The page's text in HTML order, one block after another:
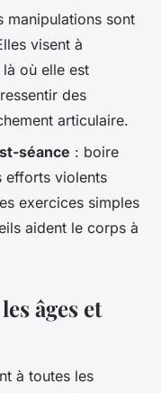
manipulations sont
visent à
où elle est
des
articulaire.
séance : boire
efforts violents
exercices simples
aident le corps à
âges et
à toutes les